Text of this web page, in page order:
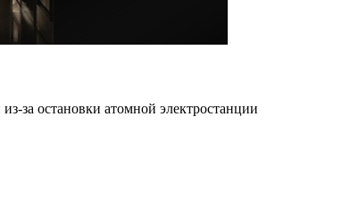
за остановки атомной электростанции